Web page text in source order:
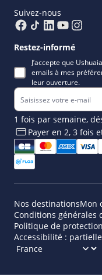
Suivez-nous
Restez-informé
J’accepte que
emails à mes
leur ouverture.
1 fois par semaine,
Payer en 2, 3 fois
Nos destinationsMon
Conditions générales
Politique de
Accessibilité :